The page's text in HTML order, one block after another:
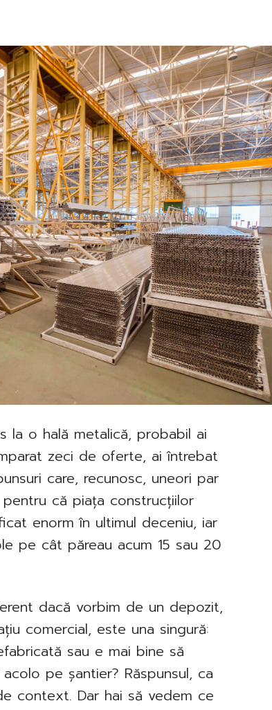
la o hală metalică, probabil ai
zeci de oferte, ai întrebat
care, recunosc, uneori par
că piața construcțiilor
enorm în ultimul deceniu, iar
pe cât păreau acum 15 sau 20
dacă vorbim de un depozit,
comercial, este una singură:
sau e mai bine să
pe șantier? Răspunsul, ca
context. Dar hai să vedem ce